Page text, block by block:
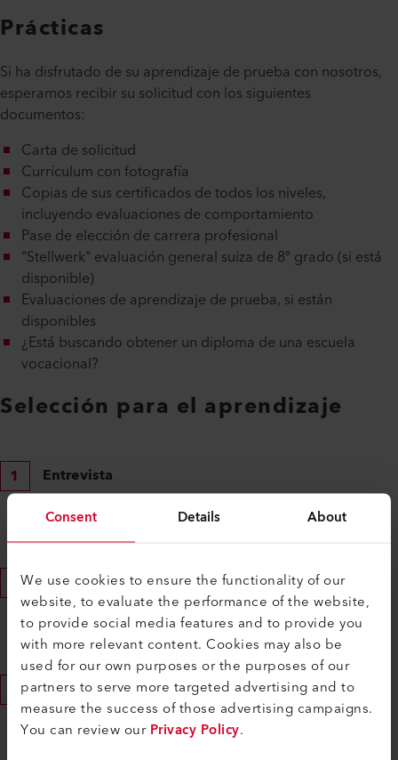
Consent Details About
We use cookies to ensure the functionality of our
website, to evaluate the performance of the website,
to provide social media features and to provide you
with more relevant content. Cookies may also be
used for our own purposes or the purposes of our
partners to serve more targeted advertising and to
measure the success of those advertising campaigns.
You can review ourPrivacy Policy.
Prácticas
Si ha disfrutado de su aprendizaje de prueba con nosotros,
esperamos recibir su solicitud con los siguientes
documentos:
Carta de solicitud
Currículum con fotografía
Copias de sus certificados de todos los niveles,
incluyendo evaluaciones de comportamiento
Pase de elección de carrera profesional
"Stellwerk" evaluación general suiza de 8º grado (si está
disponible)
Evaluaciones de aprendizaje de prueba, si están
disponibles
¿Está buscando obtener un diploma de una escuela
vocacional?
Selección para el aprendizaje
Entrevista
Compromiso de aprendizaje
Nos comprometemos mutuamente y nada se
interpone con su contrato de prácticas.
Después del compromiso
Nos mantendremos en contacto con usted y le
pediremos las copias de evaluación de su último año